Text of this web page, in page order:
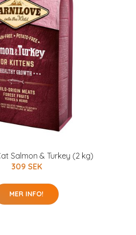
Salmon & Turkey (2 kg)
309 SEK
MER INFO!